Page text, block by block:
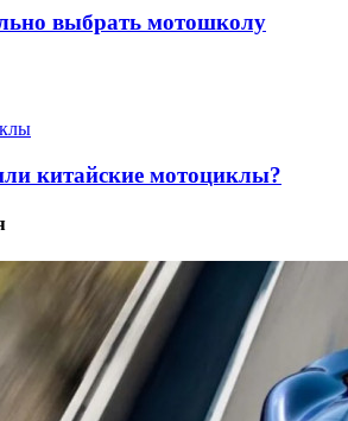
выбрать мотошколу
китайские мотоциклы?